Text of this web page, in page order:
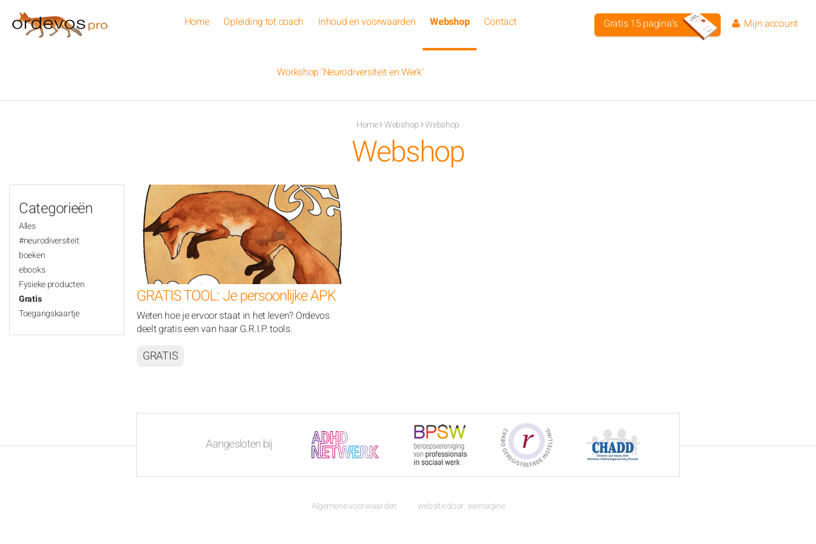
Home Opleiding tot coach Inhoud en voorwaarden Webshop Contact
Workshop 'Neurodiversiteit en Werk'
Gratis 15 pagina's Mijn account
Home Webshop Webshop
Webshop
Categorieën
Alles
#neurodiversiteit
boeken
ebooks
Fysieke producten
Gratis
Toegangskaartje
GRATIS TOOL: Je persoonlijke APK
Weten hoe je ervoor staat in het leven? Ordevos
deelt gratis een van haar G.R.I.P. tools.
GRATIS
Aangesloten bij
Algemene voorwaarden website door: wemagine